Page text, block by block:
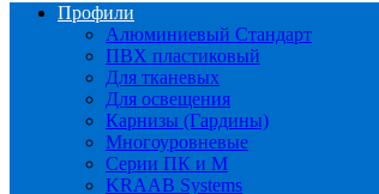
Профили
Алюминиевый Стандарт
ПВХ пластиковый
Для тканевых
Для освещения
Карнизы (Гардины)
Многоуровневые
Серии ПК и М
KRAAB Systems